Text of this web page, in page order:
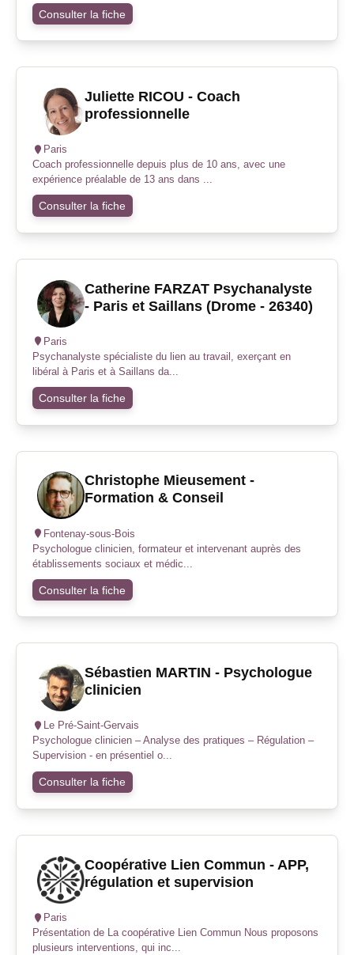
Consulter la fiche
Juliette RICOU - Coach
professionnelle
Paris
Coach professionnelle depuis plus de 10 ans, avec une
expérience préalable de 13 ans dans ...
Consulter la fiche
Catherine FARZAT Psychanalyste
- Paris et Saillans (Drome - 26340)
Paris
Psychanalyste spécialiste du lien au travail, exerçant en
libéral à Paris et à Saillans da...
Consulter la fiche
Christophe Mieusement -
Formation & Conseil
Fontenay-sous-Bois
Psychologue clinicien, formateur et intervenant auprès des
établissements sociaux et médic...
Consulter la fiche
Sébastien MARTIN - Psychologue
clinicien
Le Pré-Saint-Gervais
Psychologue clinicien – Analyse des pratiques – Régulation –
Supervision - en présentiel o...
Consulter la fiche
Coopérative Lien Commun - APP,
régulation et supervision
Paris
Présentation de La coopérative Lien Commun Nous proposons
plusieurs interventions, qui inc...